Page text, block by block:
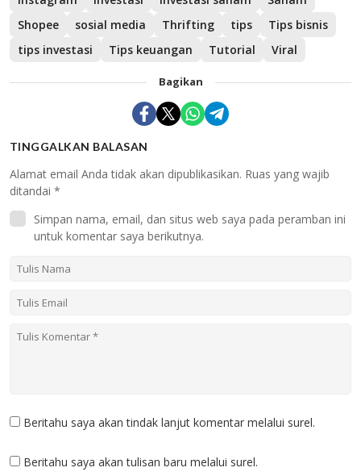
Shopee
sosial media Thrifting tips
Tips bisnis
tips investasi
Tips keuangan Tutorial Viral
Bagikan
TINGGALKAN BALASAN
Alamat email Anda tidak akan dipublikasikan. Ruas yang wajib
ditandai *
Simpan nama, email, dan situs web saya pada peramban ini
untuk komentar saya berikutnya.
Beritahu saya akan tindak lanjut komentar melalui surel.
Beritahu saya akan tulisan baru melalui surel.